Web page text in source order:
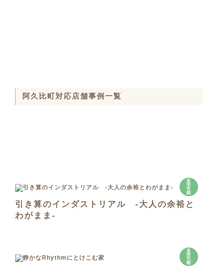
阿久比町対応店舗事例一覧
見
学
可
能
引き算のインダストリアル -大人の余裕と
わがまま-
見
学
可
能